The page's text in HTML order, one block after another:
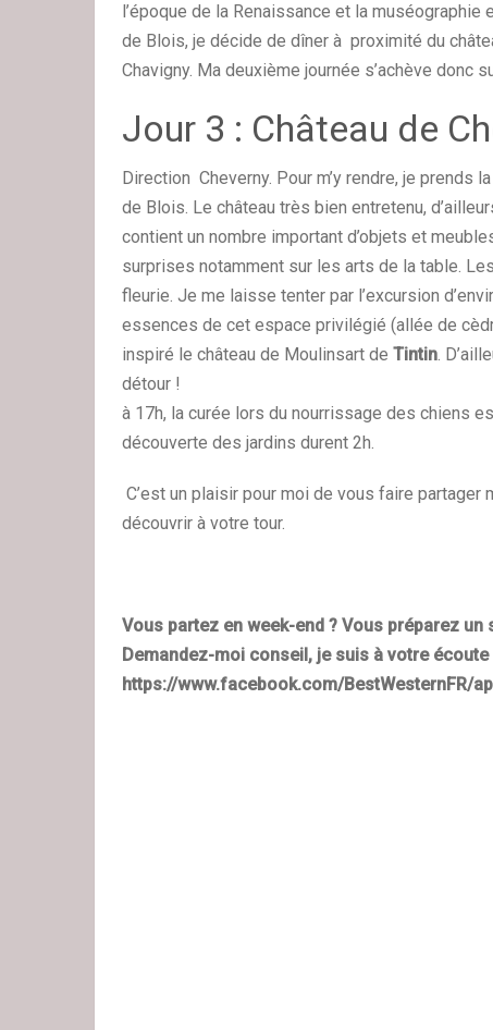
l’époque de la Renaissance et la
de Blois, je décide de dîner à proximité du
Chavigny. Ma deuxième journée s’achève donc
Jour 3 : Château de
Direction Cheverny. Pour m’y rendre, je prends
de Blois. Le château très bien entretenu,
contient un nombre important d’objets et
surprises notamment sur les arts de la table.
fleurie. Je me laisse tenter par l’excursion
essences de cet espace privilégié (allée de
inspiré le château de Moulinsart de Tintin.
détour ! Rendez-
à 17h, la curée lors du nourrissage des chiens
découverte des jardins durent 2h.
C’est un plaisir pour moi de vous faire
découvrir à votre tour.
Paul,
Vous partez en week-end ? Vous préparez
Demandez-moi conseil, je suis à votre écoute
https://www.facebook.com/BestWesternFR/